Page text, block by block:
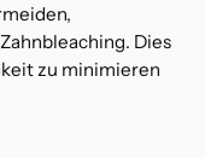
Dies
zu minimieren